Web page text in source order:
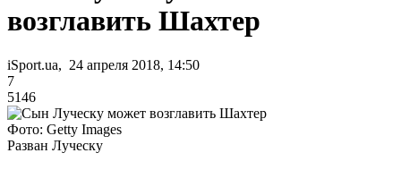
возглавить Шахтер
iSport.ua, 24 апреля 2018, 14:50
7
5146
Фото: Getty Images
Разван Луческу